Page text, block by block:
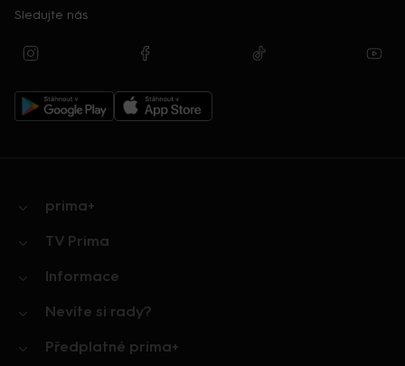
Sledujte nás
prima+
TV Prima
Informace
Nevíte si rady?
Předplatné prima+